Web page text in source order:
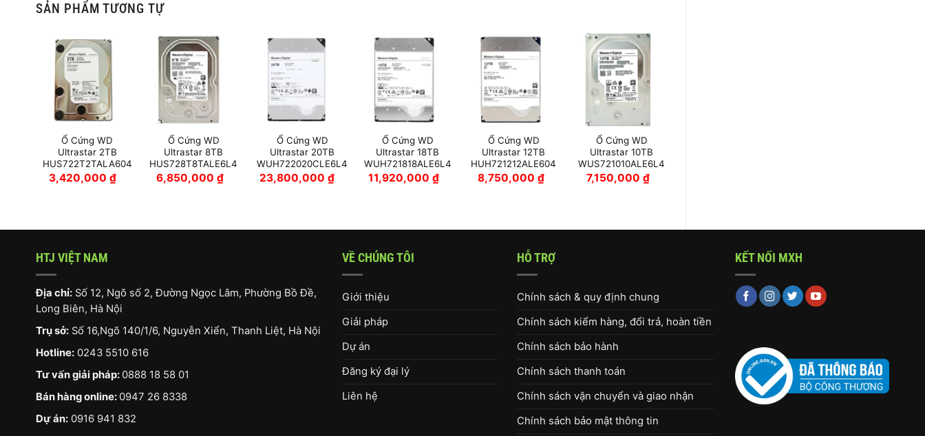
SẢN PHẨM TƯƠNG TỰ
Ổ Cứng WD
Ultrastar 2TB
HUS722T2TALA604
3,420,000 ₫
Ổ Cứng WD
Ultrastar 8TB
HUS728T8TALE6L4
6,850,000 ₫
Ổ Cứng WD
Ultrastar 20TB
WUH722020CLE6L4
23,800,000 ₫
Ổ Cứng WD
Ultrastar 18TB
WUH721818ALE6L4
11,920,000₫
Ổ Cứng WD
Ultrastar 12TB
HUH721212ALE604
8,750,000₫
Ổ Cứng WD
Ultrastar 10TB
WUS721010ALE6L4
7,150,000₫
HTJ VIỆT NAM
Địa chỉ: Số 12, Ngõ số 2, Đường Ngọc Lâm, Phường Bồ Đề,
Long Biên, Hà Nội
Trụ sở: Số 16,Ngõ 140/1/6, Nguyễn Xiển, Thanh Liệt, Hà Nội
Hotline: 0243 5510 616
Tư vấn giải pháp: 0888 18 58 01
Bán hàng online: 0947 26 8338
Dự án: 0916 941 832
VỀ CHÚNG TÔI
Giới thiệu
Giải pháp
Dự án
Đăng ký đại lý
Liên hệ
HỖ TRỢ
Chính sách & quy định chung
Chính sách kiểm hàng, đổi trả, hoàn tiền
Chính sách bảo hành
Chính sách thanh toán
Chính sách vận chuyển và giao nhận
Chính sách bảo mật thông tin
KẾT NỐI MXH